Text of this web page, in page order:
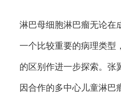
淋巴母细胞淋巴瘤无论在
一个比较重要的病理类型
的区别作进一步探索。张
因合作的多中心儿童淋巴